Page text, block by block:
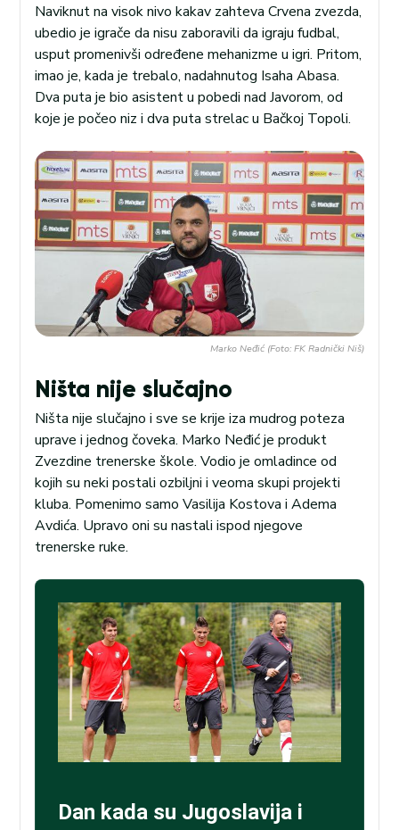
Naviknut na visok nivo kakav zahteva Crvena zvezda,
ubedio je igrače da nisu zaboravili da igraju fudbal,
usput promenivši određene mehanizme u igri. Pritom,
imao je, kada je trebalo, nadahnutog Isaha Abasa.
Dva puta je bio asistent u pobedi nad Javorom, od
koje je počeo niz i dva puta strelac u Bačkoj Topoli.
Marko Neđić (Foto: FK Radnički Niš)
Ništa nije slučajno
Ništa nije slučajno i sve se krije iza mudrog poteza
uprave i jednog čoveka. Marko Neđić je produkt
Zvezdine trenerske škole. Vodio je omladince od
kojih su neki postali ozbiljni i veoma skupi projekti
kluba. Pomenimo samo Vasilija Kostova i Adema
Avdića. Upravo oni su nastali ispod njegove
trenerske ruke.